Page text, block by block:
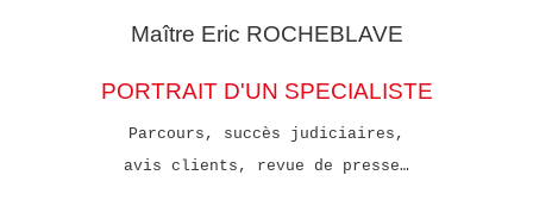
Maître Eric ROCHEBLAVE
PORTRAIT D'UN SPECIALISTE
Parcours, succès judiciaires,
avis clients, revue de presse…